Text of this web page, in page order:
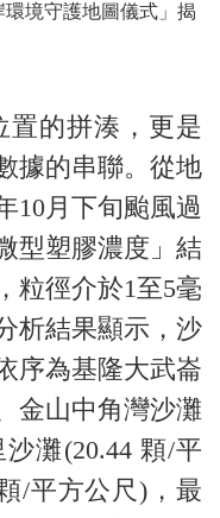
境守護地圖儀式」揭
的拼湊，更是
據的串聯。從地
10月下旬颱風過
型塑膠濃度」結
粒徑介於1至5毫
析結果顯示，沙
序為基隆大武崙
金山中角灣沙灘
灘(20.44 顆/平
/平方公尺)，最